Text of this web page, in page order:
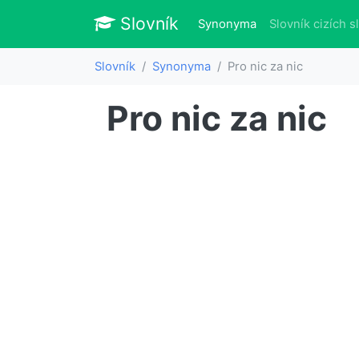
Slovník Slovník
Synonyma(aktuálně)
Slovník cizích
Slovník Synonyma Pro nic za nic
Pro nic za nic